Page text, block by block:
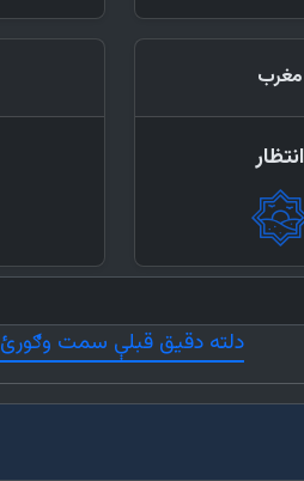
مغرب
انتظار
دلته دقیق قبلې سمت